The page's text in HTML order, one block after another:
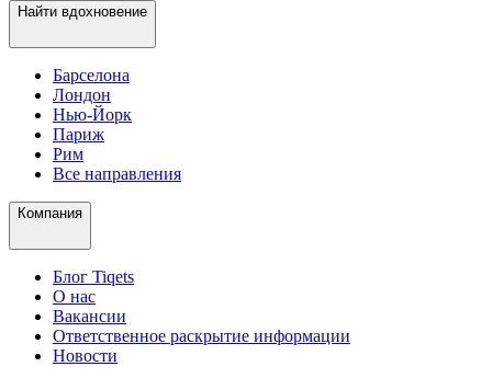
Найти вдохновение
Барселона
Лондон
Нью-Йорк
Париж
Рим
Все направления
Компания
Блог Tiqets
О нас
Вакансии
Ответственное раскрытие информации
Новости